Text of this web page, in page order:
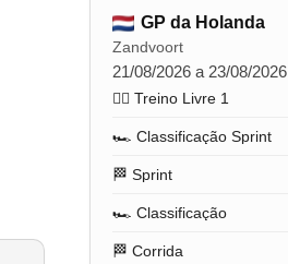
GP da Holanda
Zandvoort
21/08/2026 a 23/08/2026
🏋️‍♂️ Treino Livre 1
🏎️ Classificação Sprint
🏁 Sprint
🏎️ Classificação
🏁 Corrida